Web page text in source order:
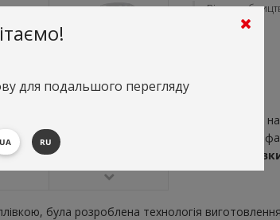
Рік
Тип кузову
Фари передні
Викрійка для
Витрата
була розроблена технологія
для подальшого перегляду
UA RU